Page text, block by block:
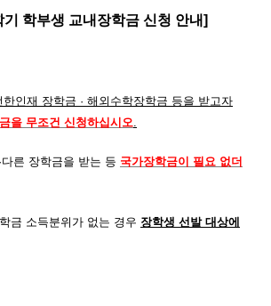
기 학부생 교내장학금 신청 안내]
한인재 장학금 · 해외수학장학금 등을 받고자
을 무조건 신청하십시오.
른 장학금을 받는 등 국가장학금이 필요 없더
금 소득분위가 없는 경우 장학생 선발 대상에